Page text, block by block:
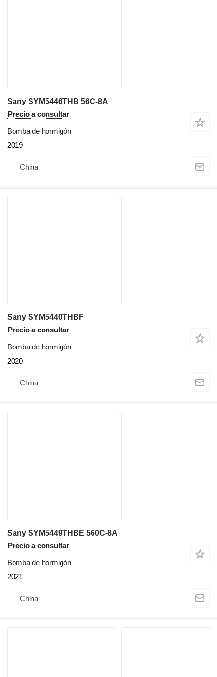
Sany SYM5446THB 56C-8A
Precio a consultar
Bomba de hormigón
2019
China
Sany SYM5440THBF
Precio a consultar
Bomba de hormigón
2020
China
Sany SYM5449THBE 560C-8A
Precio a consultar
Bomba de hormigón
2021
China